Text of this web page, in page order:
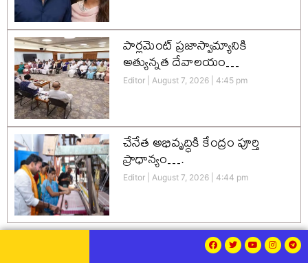
పార్లమెంట్ ప్రజాస్వామ్యానికి
అత్యున్నత దేవాలయం…
Editor August 7, 2026 4:45 pm
చేనేత అభివృద్ధికి కేంద్రం పూర్తి
ప్రాధాన్యం….
Editor August 7, 2026 4:44 pm